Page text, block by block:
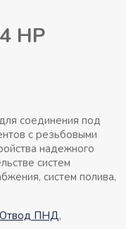
НР
соединения под
с резьбовыми
надежного
систем
систем полива,
Отвод ПНД,